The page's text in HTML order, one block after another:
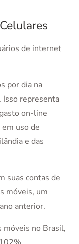
de internet
por dia na
representa
on-line
uso de
e das
suas contas de
móveis, um
anterior.
móveis no Brasil,